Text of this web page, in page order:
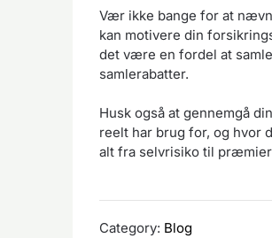
Vær ikke bange for at
kan motivere din
det være en fordel at
samlerabatter.
Husk også at gennemgå
reelt har brug for, og hvor
alt fra selvrisiko til
Category: Blog